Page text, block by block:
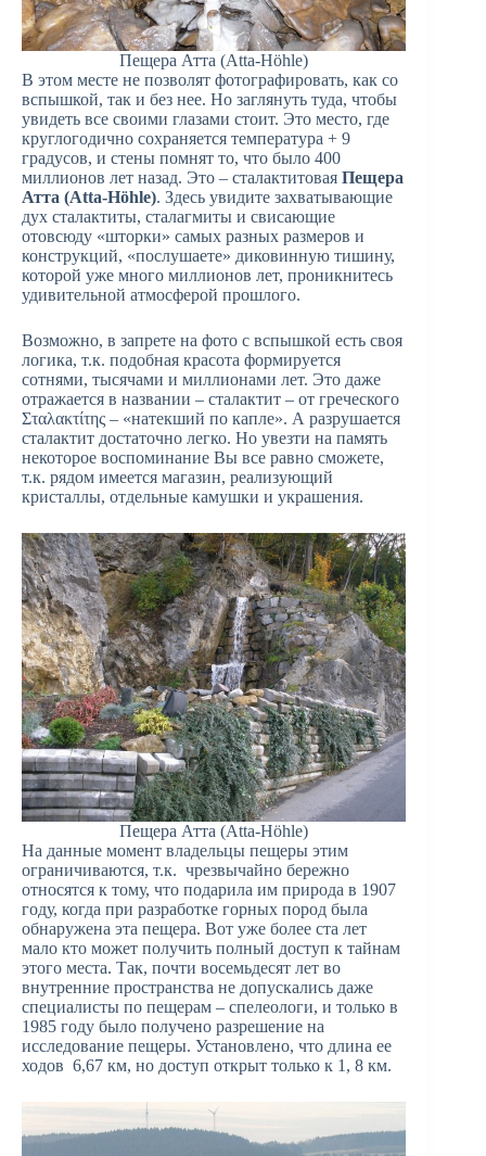
Пещера Атта (Atta-Höhle)
В этом месте не позволят фотографировать, как со
вспышкой, так и без нее. Но заглянуть туда, чтобы
увидеть все своими глазами стоит. Это место, где
круглогодично сохраняется температура + 9
градусов, и стены помнят то, что было 400
миллионов лет назад. Это – сталактитовая Пещера
Атта (Atta-Höhle). Здесь увидите захватывающие
дух сталактиты, сталагмиты и свисающие
отовсюду «шторки» самых разных размеров и
конструкций, «послушаете» диковинную тишину,
которой уже много миллионов лет, проникнитесь
удивительной атмосферой прошлого.
Возможно, в запрете на фото с вспышкой есть своя
логика, т.к. подобная красота формируется
сотнями, тысячами и миллионами лет. Это даже
отражается в названии – сталактит – от греческого
Σταλακτίτης – «натекший по капле». А разрушается
сталактит достаточно легко. Но увезти на память
некоторое воспоминание Вы все равно сможете,
т.к. рядом имеется магазин, реализующий
кристаллы, отдельные камушки и украшения.
Пещера Атта (Atta-Höhle)
На данные момент владельцы пещеры этим
ограничиваются, т.к. чрезвычайно бережно
относятся к тому, что подарила им природа в 1907
году, когда при разработке горных пород была
обнаружена эта пещера. Вот уже более ста лет
мало кто может получить полный доступ к тайнам
этого места. Так, почти восемьдесят лет во
внутренние пространства не допускались даже
специалисты по пещерам – спелеологи, и только в
1985 году было получено разрешение на
исследование пещеры. Установлено, что длина ее
ходов 6,67 км, но доступ открыт только к 1, 8 км.